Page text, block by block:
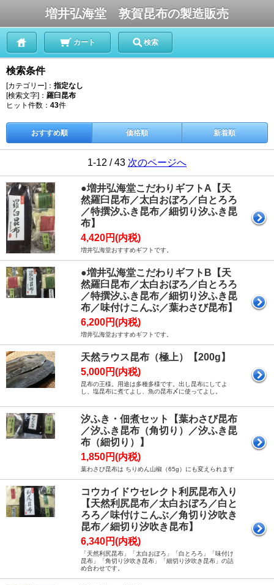
増井弘海堂 敦賀昆布の製造販売
カート 検索
検索条件
[カテゴリー]： 指定なし
[検索文字]： 羅臼昆布
ヒット件数： 43件
おすすめ順 価格順 新着順
1-12 / 43 次のページへ
●増井弘海堂こだわりギフトA【天
然羅臼昆布／太白おぼろ／白とろろ
／特撰汐ふき昆布／細切り汐ふき昆
布】
4,420円(内税)
増井弘海堂おすすめギフトです。
●増井弘海堂こだわりギフトB【天
然羅臼昆布／太白おぼろ／白とろろ
／特撰汐ふき昆布／細切り汐ふき昆
布／味付けこんぶ／葉わさび昆布】
6,200円(内税)
増井弘海堂おすすめギフトです。
天然ラウス昆布（極上）【200g】
5,000円(内税)
昆布の王様。用途は多種多様です。出し昆布にしてよ
し、塩昆布に煮てよし、魚の昆布〆に使ってよし。
汐ふき・佃煮セット【葉わさび昆布
／汐ふき昆布（角切り）／汐ふき昆
布（細切り）】
1,850円(内税)
葉わさび昆布は ちりめん山椒（65g）にも変えられます
コウカイドウセレクト利尻昆布入り
【天然利尻昆布／太白おぼろ／白と
ろろ／味付けこんぶ／角切り汐吹き
昆布／細切り汐吹き昆布】
6,340円(内税)
「天然利尻昆布」「太白おぼろ」「白とろろ」「味付け
昆布」「角切り汐吹き昆布」「細切り汐吹き昆布」の詰
め合わせです。